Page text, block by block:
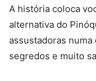
A história coloca
alternativa do
assustadoras
segredos e muito